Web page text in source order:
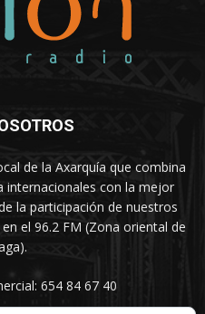
de la Axarquía que combina
internacionales con la mejor
la participación de nuestros
el 96.2 FM (Zona oriental de
654 84 67 40